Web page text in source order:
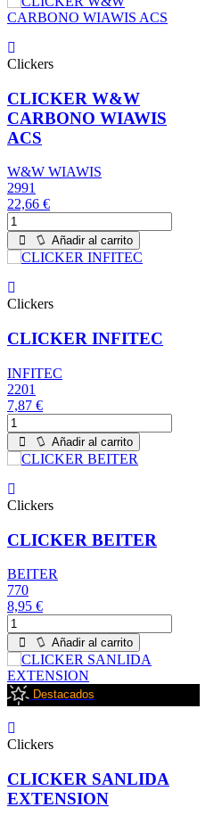
Clickers
CLICKER W&W
CARBONO WIAWIS
ACS
W&W WIAWIS
2991
22,66 €
Añadir al carrito
Clickers
CLICKER INFITEC
INFITEC
2201
7,87 €
Añadir al carrito
Clickers
CLICKER BEITER
BEITER
770
8,95 €
Añadir al carrito
Destacados
Clickers
CLICKER SANLIDA
EXTENSION